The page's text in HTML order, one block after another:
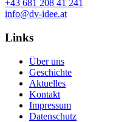
+43 681 208 41 241
info@dv-idee.at
Links
Über uns
Geschichte
Aktuelles
Kontakt
Impressum
Datenschutz